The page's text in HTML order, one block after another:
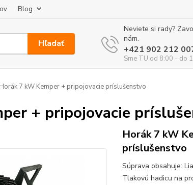
Blog
Hľadať
Neviete si rady?
nám.
+421 902 212
Sme TU od 8:00 - do
Horák 7 kW Kemper + pripojovacie príslušenstvo
+ pripojovacie
Horák 7 kW
príslušenstvo
Súprava obsahuje:
Tlakovú hadicu na